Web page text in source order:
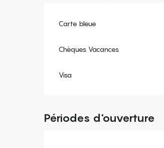
Carte bleue
Chèques Vacances
Visa
Périodes d'ouverture